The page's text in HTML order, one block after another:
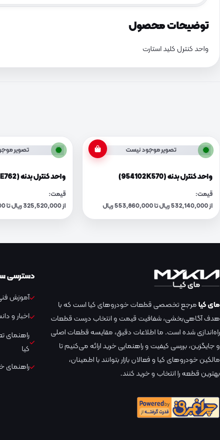
توضیحات محصول
واحد کنترل کلید استارت
تصویر موجود نیست
واحد کنترل بدنه (954102K570)
قیمت:
از 532,140,000 ریال تا 553,860,000 ریال
تصویر
واحد کنترل بدنه (954103E762)
قیمت:
از 325,520,000 ریال تا 338,810,000 ریال
مای کیامرجع تخصصی قطعات خودروهای کیا است که با
هدف آگاهی‌بخشی، شفافیت قیمت و انتخاب درست قطعات
راه‌اندازی شده است. ما اطلاعات دقیق، مقایسه قطعات اصلی
و جایگزین، بررسی کیفیت و راهنمایی خرید ارائه می‌کنیم تا
مالکین خودروهای کیا و فعالان بازار بتوانند با اطمینان،
بهترین قطعه را انتخاب و خرید کنند.
دسترسی
آموزش
اخبار و
راهنمای
کیا
راهنمای